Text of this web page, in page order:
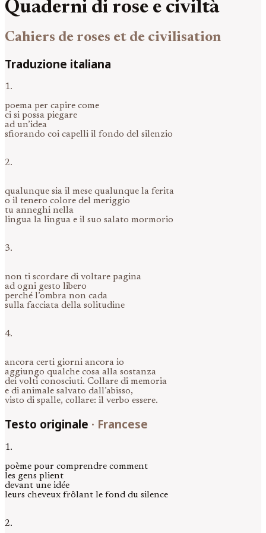
Quaderni di rose e civiltà
Cahiers de roses et de civilisation
Traduzione italiana
1.
poema per capire come
ci si possa piegare
ad un’idea
sfiorando coi capelli il fondo del silenzio
2.
qualunque sia il mese qualunque la ferita
o il tenero colore del meriggio
tu anneghi nella
lingua la lingua e il suo salato mormorio
3.
non ti scordare di voltare pagina
ad ogni gesto libero
perché l’ombra non cada
sulla facciata della solitudine
4.
ancora certi giorni ancora io
aggiungo qualche cosa alla sostanza
dei volti conosciuti. Collare di memoria
e di animale salvato dall’abisso,
visto di spalle, collare: il verbo essere.
Testo originale · Francese
1.
poème pour comprendre comment
les gens plient
devant une idée
leurs cheveux frôlant le fond du silence
2.